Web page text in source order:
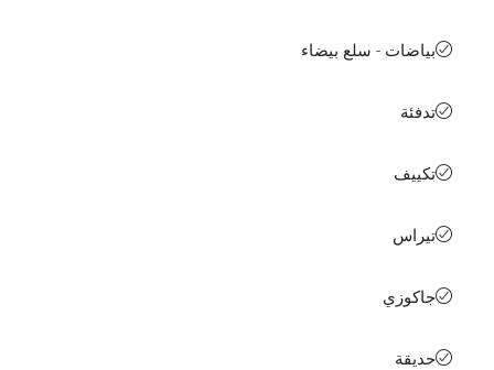
بياضات - سلع بيضاء
تدفئة
تكييف
تيراس
جاكوزي
حديقة